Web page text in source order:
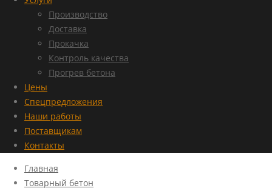
Производство
Доставка
Прокачка
Контроль качества
Прогрев бетона
Цены
Спецпредложения
Наши работы
Поставщикам
Контакты
Главная
Товарный бетон